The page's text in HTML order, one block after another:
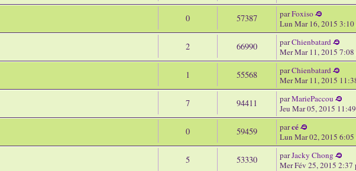
0 57387 parFoxiso
Lun Mar 16, 2015 3:10
2 66990 parChienbatard
Mer Mar 11, 2015 7:08
1 55568 parChienbatard
Mer Mar 11, 2015
7 94411 parMariePaccou
Jeu Mar 05, 2015
0 59459 parcé
Lun Mar 02, 2015 6:05
5 53330 parJacky Chong
Mer Fév 25, 2015 2:37